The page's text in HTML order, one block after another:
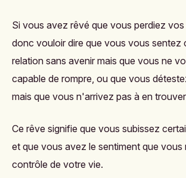
Si vous avez rêvé que vous perdiez
donc vouloir dire que vous vous sentez
relation sans avenir mais que vous ne
capable de rompre, ou que vous
mais que vous n'arrivez pas à en
Ce rêve signifie que vous subissez
et que vous avez le sentiment que vous
contrôle de votre vie.